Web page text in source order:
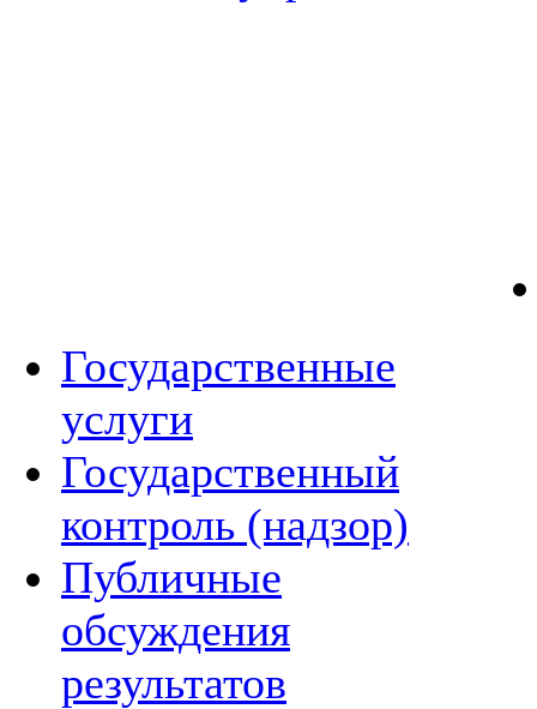
Государственные
услуги
Государственный
контроль (надзор)
Публичные
обсуждения
результатов